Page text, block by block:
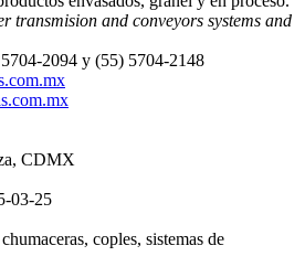
transmision and conveyors systems and
2094 y (55) 5704-2148
CDMX
03-25
coples, sistemas de